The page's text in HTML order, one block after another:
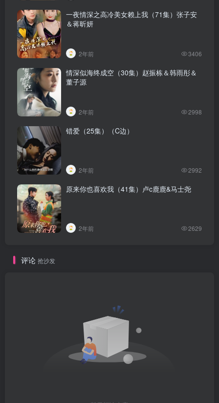
一夜情深之高冷美女赖上我（71集）张子安
＆蒋昕妍
2年前 3406
情深似海终成空（30集）赵振栋＆韩雨彤＆
董子源
2年前 2998
错爱（25集）（C边）
2年前 2992
原来你也喜欢我（41集）卢c鹿鹿&马士尧
2年前 2629
评论 抢沙发